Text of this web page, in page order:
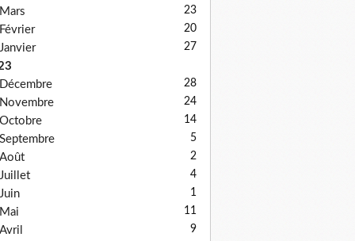
Mars 23
Février 20
Janvier 27
Décembre
28
Novembre 24
Octobre 14
Septembre 5
Août 2
Juillet 4
Juin 1
Mai 11
Avril 9